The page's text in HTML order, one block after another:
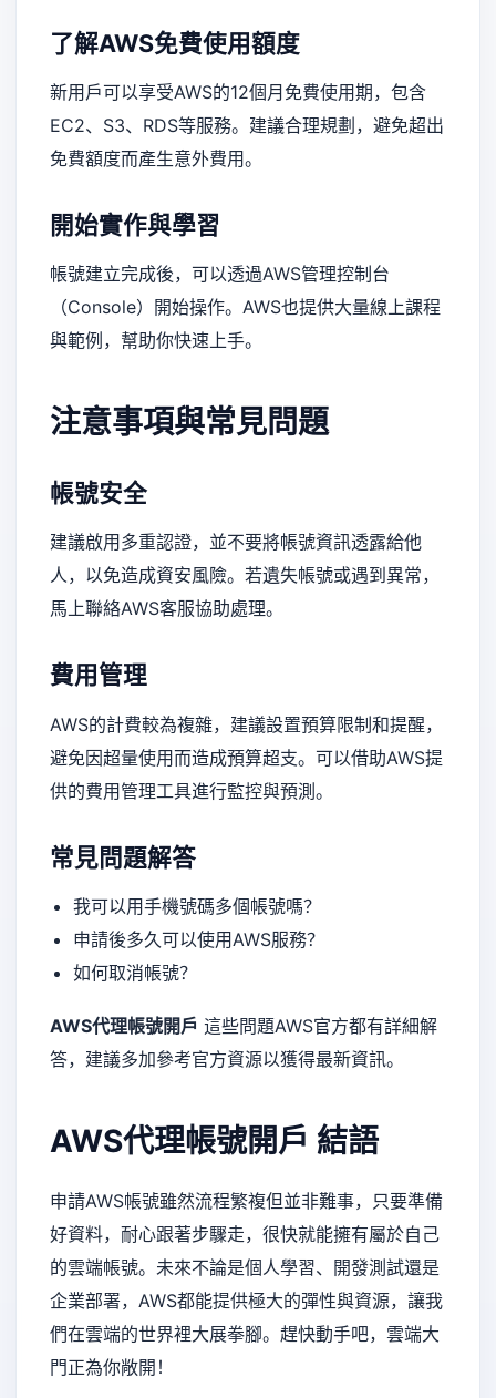
了解AWS免費使用額度
新用戶可以享受AWS的12個月免費使用期，包含
EC2、S3、RDS等服務。建議合理規劃，避免超出
免費額度而產生意外費用。
開始實作與學習
帳號建立完成後，可以透過AWS管理控制台
（Console）開始操作。AWS也提供大量線上課程
與範例，幫助你快速上手。
注意事項與常見問題
帳號安全
建議啟用多重認證，並不要將帳號資訊透露給他
人，以免造成資安風險。若遺失帳號或遇到異常，
馬上聯絡AWS客服協助處理。
費用管理
AWS的計費較為複雜，建議設置預算限制和提醒，
避免因超量使用而造成預算超支。可以借助AWS提
供的費用管理工具進行監控與預測。
常見問題解答
我可以用手機號碼多個帳號嗎？
申請後多久可以使用AWS服務？
如何取消帳號？
AWS代理帳號開戶 這些問題AWS官方都有詳細解
答，建議多加參考官方資源以獲得最新資訊。
AWS代理帳號開戶 結語
申請AWS帳號雖然流程繁複但並非難事，只要準備
好資料，耐心跟著步驟走，很快就能擁有屬於自己
的雲端帳號。未來不論是個人學習、開發測試還是
企業部署，AWS都能提供極大的彈性與資源，讓我
們在雲端的世界裡大展拳腳。趕快動手吧，雲端大
門正為你敞開！